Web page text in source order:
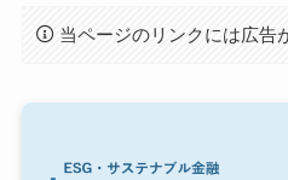
当ページのリンクには広告